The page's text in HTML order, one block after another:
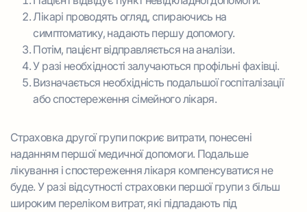
Лікарі проводять огляд, спираючись на
симптоматику, надають першу допомогу.
Потім, пацієнт відправляється на аналізи.
У разі необхідності залучаються профільні фахівці.
Визначається необхідність подальшої госпіталізації
або спостереження сімейного лікаря.
Страховка другої групи покриє витрати, понесені
наданням першої медичної допомоги. Подальше
лікування і спостереження лікаря компенсуватися не
буде. У разі відсутності страховки першої групи з більш
широким переліком витрат, які підпадають під